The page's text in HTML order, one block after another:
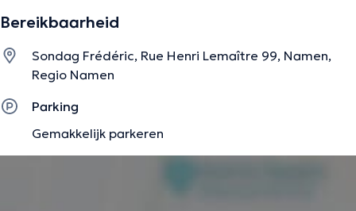
verschillende verenigingen en heeft beroepservaring
bezoeken zijn uitsluitend op afspraak.
De beschrijving werd aangepast door het Doctoranytime team, gebaseerd
op geverifieerde informatie.
Bereikbaarheid
Sondag Frédéric, Rue Henri Lemaître 99, Namen,
Regio Namen
Parking
Gemakkelijk parkeren